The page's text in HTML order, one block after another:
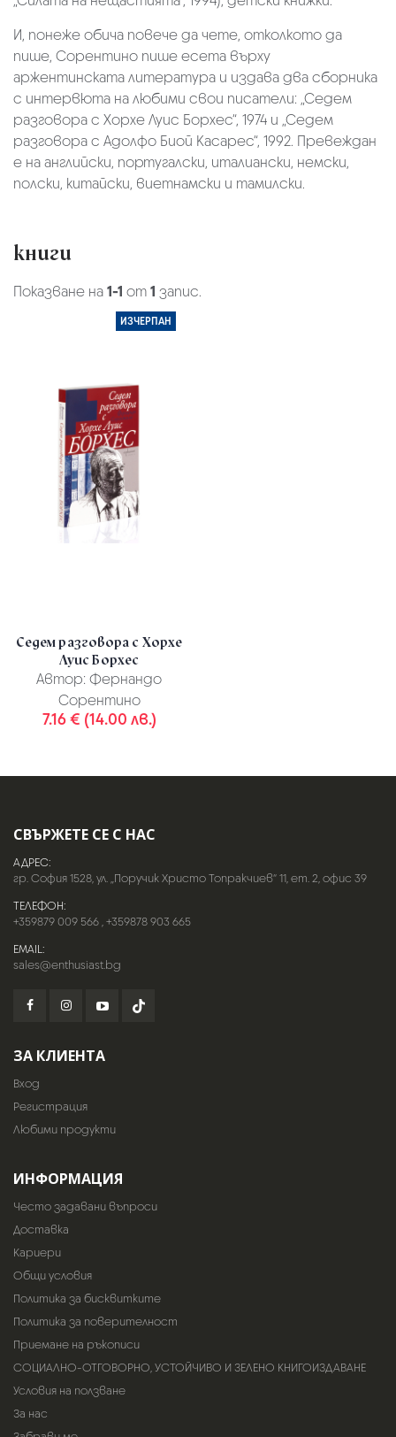
И, понеже обича повече да чете, отколкото да
пише, Сорентино пише есета върху
аржентинската литература и издава два сборника
с интервюта на любими свои писатели: „Седем
разговора с Хорхе Луис Борхес“, 1974 и „Седем
разговора с Адолфо Биой Касарес“, 1992. Превеждан
е на английски, португалски, италиански, немски,
полски, китайски, виетнамски и тамилски.
книги
Показване на1-1 от1 запис.
ИЗЧЕРПАН
Седем разговора с Хорхе
Луис Борхес
Автор: Фернандо
Сорентино
7.16 € (14.00 лв.)
СВЪРЖЕТЕ СЕ С НАС
АДРЕС:
гр. София 1528, ул. „Поручик Христо Топракчиев“ 11, ет. 2, офис 39
ТЕЛЕФОН:
+359879 009 566,+359878 903 665
EMAIL:
sales@enthusiast.bg
ЗА КЛИЕНТА
Вход
Регистрация
Любими продукти
ИНФОРМАЦИЯ
Често задавани въпроси
Доставка
Кариери
Общи условия
Политика за бисквитките
Политика за поверителност
Приемане на ръкописи
СОЦИАЛНО-ОТГОВОРНО, УСТОЙЧИВО И ЗЕЛЕНО КНИГОИЗДАВАНЕ
Условия на ползване
За нас